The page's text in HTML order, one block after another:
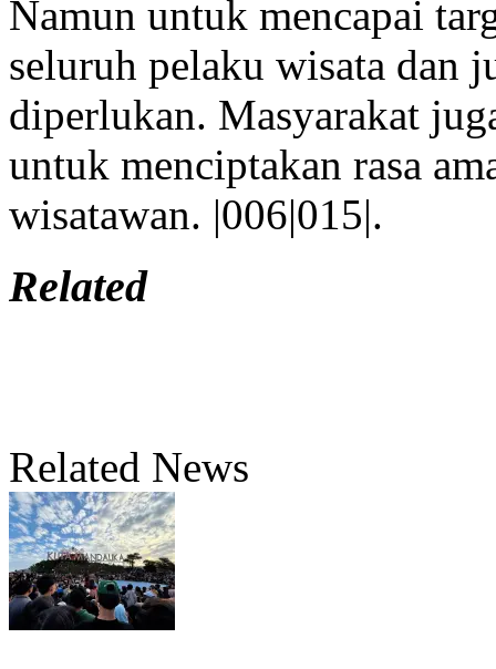
Namun untuk mencapai
seluruh pelaku wisata dan
diperlukan. Masyarakat
untuk menciptakan rasa
wisatawan. |006|015|.
Related
Related News